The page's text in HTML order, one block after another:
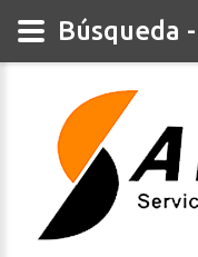
Búsqueda